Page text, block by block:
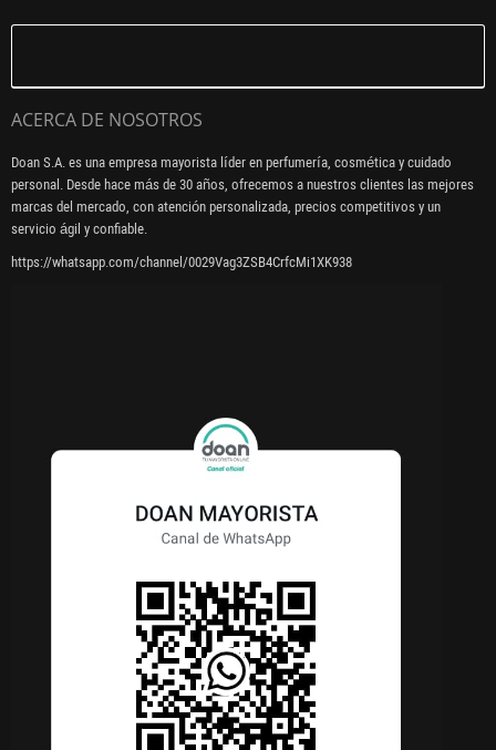
ACERCA DE NOSOTROS
Doan S.A. es una empresa mayorista líder en perfumería, cosmética y cuidado
personal. Desde hace más de 30 años, ofrecemos a nuestros clientes las mejores
marcas del mercado, con atención personalizada, precios competitivos y un
servicio ágil y confiable.
https://whatsapp.com/channel/0029Vag3ZSB4CrfcMi1XK938